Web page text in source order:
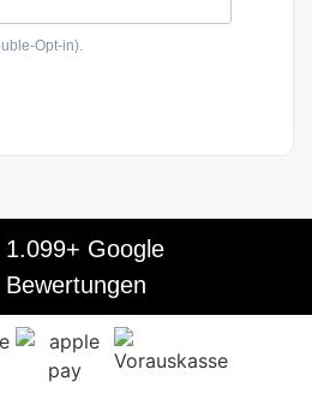
Opt-in).
1.099+ Google
Bewertungen